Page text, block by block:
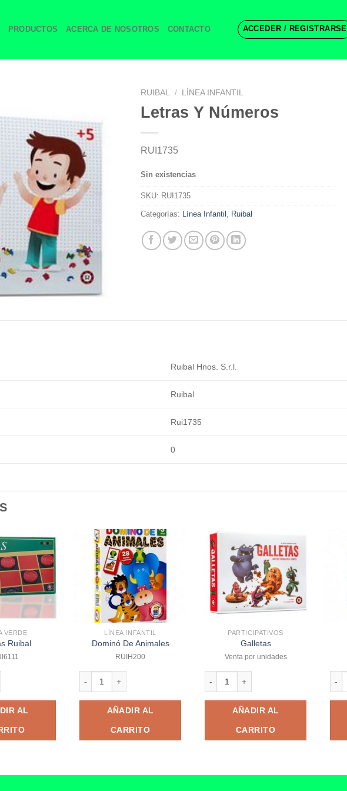
PRODUCTOS ACERCA DE NOSOTROS CONTACTO ACCEDER / REGISTRARSE
RUIBAL / LÍNEA INFANTIL
Letras Y Números
RUI1735
Sin existencias
SKU: RUI1735
Categorías: Línea Infantil , Ruibal
Ruibal Hnos. S.r.l.
Ruibal
Rui1735
0
VERDE
Ruibal
AL
LÍNEA INFANTIL
Dominó De Animales
RUIH200
AÑADIR AL
CARRITO
PARTICIPATIVOS
Galletas
Venta por unidades
AÑADIR AL
CARRITO